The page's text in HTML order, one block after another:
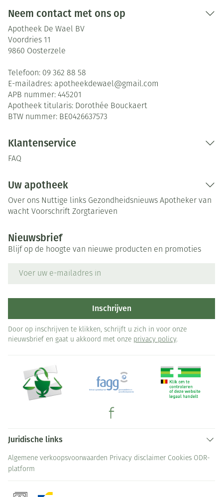
Neem contact met ons op
Apotheek De Wael BV
Voordries 11
9860 Oosterzele
Telefoon: 09 362 88 58
E-mailadres: apotheekdewael@gmail.com
APB nummer: 445201
Apotheek titularis: Dorothée Bouckaert
BTW nummer: BE0426637573
Klantenservice
FAQ
Uw apotheek
Over ons Nuttige links Gezondheidsnieuws Apotheker van
wacht Voorschrift Zorgtarieven
Nieuwsbrief
Blijf op de hoogte van nieuwe producten en promoties
Inschrijven
Door op inschrijven te klikken, schrijft u zich in voor onze
nieuwsbrief en gaat u akkoord met onze privacy policy.
Juridische links
Algemene verkoopsvoorwaarden Privacy disclaimer Cookies ODR-
platform